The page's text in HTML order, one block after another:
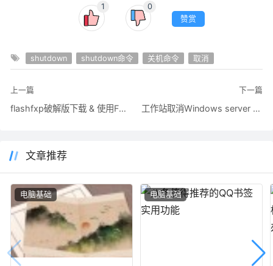
1
0
赞赏
shutdown shutdown命令 关机命令 取消
上一篇
flashfxp破解版下载 & 使用FTP软件FlashFXP简单定期备份FTP空间数据 &
下一篇
工作站取消Windows server 2003 关机事件跟踪（Shutdown Event Tr
文章推荐
电脑基础 电脑基础